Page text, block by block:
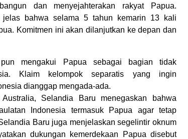
dan menyejahterakan rakyat Papua.
jelas bahwa selama 5 tahun kemarin 13 kali
Komitmen ini akan dilanjutkan ke depan dan
pun mengakui Papua sebagai bagian tidak
Klaim kelompok separatis yang ingin
dianggap mengada-ada.
Selandia Baru menegaskan bahwa
Indonesia termasuk Papua agar tetap
Baru juga menjelaskan segelintir oknum
dukungan kemerdekaan Papua disebut